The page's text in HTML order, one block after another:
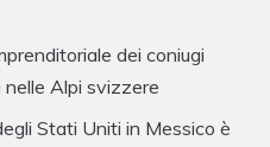
dei coniugi
Alpi svizzere
Stati Uniti in Messico è